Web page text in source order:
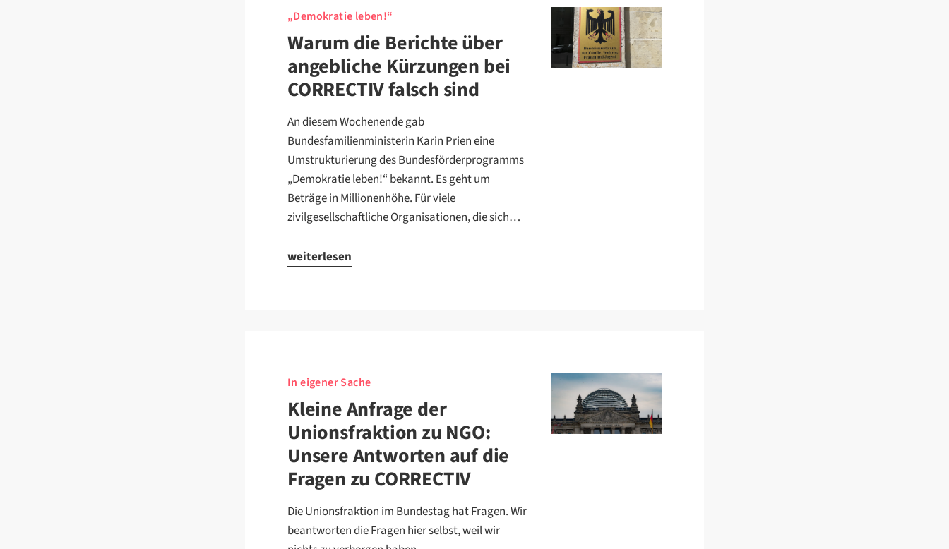
„Demokratie leben!“
Warum die Berichte über
angebliche Kürzungen bei
CORRECTIV falsch sind
An diesem Wochenende gab
Bundesfamilienministerin Karin Prien eine
Umstrukturierung des Bundesförderprogramms
„Demokratie leben!“ bekannt. Es geht um
Beträge in Millionenhöhe. Für viele
zivilgesellschaftliche Organisationen, die sich…
weiterlesen
In eigener Sache
Kleine Anfrage der
Unionsfraktion zu NGO:
Unsere Antworten auf die
Fragen zu CORRECTIV
Die Unionsfraktion im Bundestag hat Fragen. Wir
beantworten die Fragen hier selbst, weil wir